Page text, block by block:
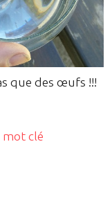
que des œufs !!!
mot clé